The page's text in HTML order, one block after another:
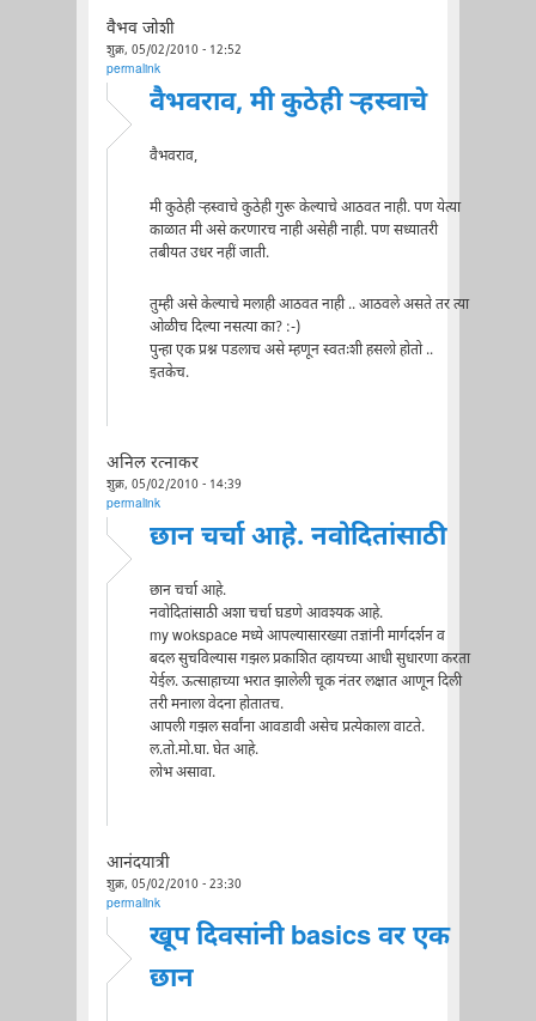
वैभव जोशी
शुक्र, 05/02/2010 - 12:52
permalink
वैभवराव, मी कुठेही ऱ्हस्वाचे
वैभवराव,
मी कुठेही ऱ्हस्वाचे कुठेही गुरू केल्याचे आठवत नाही. पण येत्या
काळात मी असे करणारच नाही असेही नाही. पण सध्यातरी
तबीयत उधर नहीं जाती.
तुम्ही असे केल्याचे मलाही आठवत नाही .. आठवले असते तर त्या
ओळीच दिल्या नसत्या का? :-)
पुन्हा एक प्रश्न पडलाच असे म्हणून स्वतःशी हसलो होतो ..
इतकेच.
अनिल रत्नाकर
शुक्र, 05/02/2010 - 14:39
permalink
छान चर्चा आहे. नवोदितांसाठी
छान चर्चा आहे.
नवोदितांसाठी अशा चर्चा घडणे आवश्यक आहे.
my wokspace मध्ये आपल्यासारख्या तज्ञांनी मार्गदर्शन व
बदल सुचविल्यास गझल प्रकाशित व्हायच्या आधी सुधारणा करता
येईल. ऊत्साहाच्या भरात झालेली चूक नंतर लक्षात आणून दिली
तरी मनाला वेदना होतातच.
आपली गझल सर्वांना आवडावी असेच प्रत्येकाला वाटते.
ल.तो.मो.घा. घेत आहे.
लोभ असावा.
आनंदयात्री
शुक्र, 05/02/2010 - 23:30
permalink
खूप दिवसांनी basics वर एक
छान